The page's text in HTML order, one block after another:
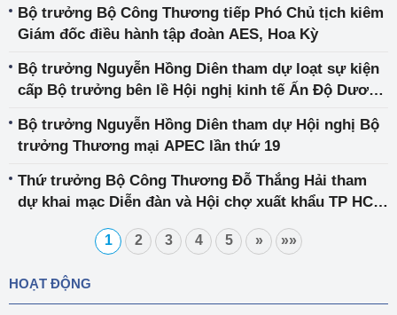
Bộ trưởng Bộ Công Thương tiếp Phó Chủ tịch kiêm
Giám đốc điều hành tập đoàn AES, Hoa Kỳ
Bộ trưởng Nguyễn Hồng Diên tham dự loạt sự kiện
cấp Bộ trưởng bên lề Hội nghị kinh tế Ấn Độ Dương
Bộ trưởng Nguyễn Hồng Diên tham dự Hội nghị Bộ
trưởng Thương mại APEC lần thứ 19
Thứ trưởng Bộ Công Thương Đỗ Thắng Hải tham
dự khai mạc Diễn đàn và Hội chợ xuất khẩu TP HCM
1 2 3 4 5 » »»
HOẠT ĐỘNG